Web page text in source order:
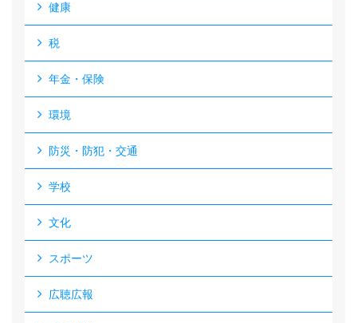
健康
税
年金・保険
環境
防災・防犯・交通
学校
文化
スポーツ
広聴広報